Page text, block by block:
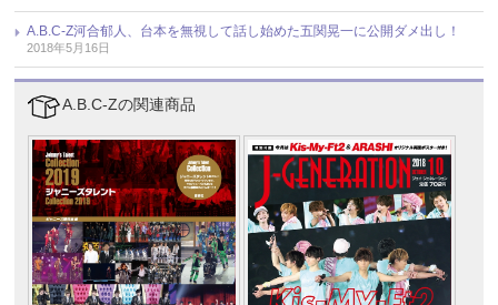
A.B.C-Z河合郁人、台本を無視して話し始めた五関晃一に公開ダメ出し！
2018年5月16日
A.B.C-Zの関連商品